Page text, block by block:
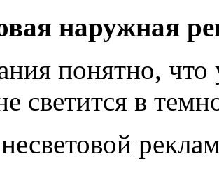
наружная
понятно,
светится в